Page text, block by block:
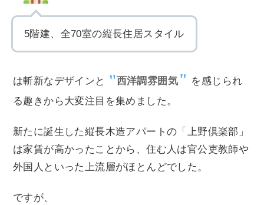
5階建、全70室の縦長住居スタイル
は斬新なデザインと 西洋調雰囲気
を感じられ
る趣きから大変注目を集めました。
新たに誕生した縦長木造アパートの「上野倶楽部」
は家賃が高かったことから、住む人は官公吏教師や
外国人といった上流層がほとんどでした。
ですが、